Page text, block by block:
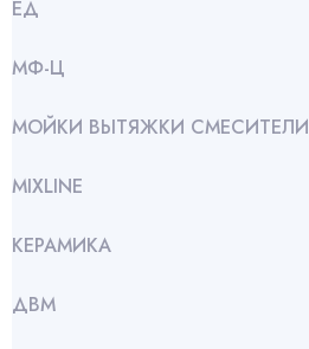
ЕД
МФ-Ц
МОЙКИ ВЫТЯЖКИ СМЕСИТЕЛИ
МIXLINE
КЕРАМИКА
ДВМ